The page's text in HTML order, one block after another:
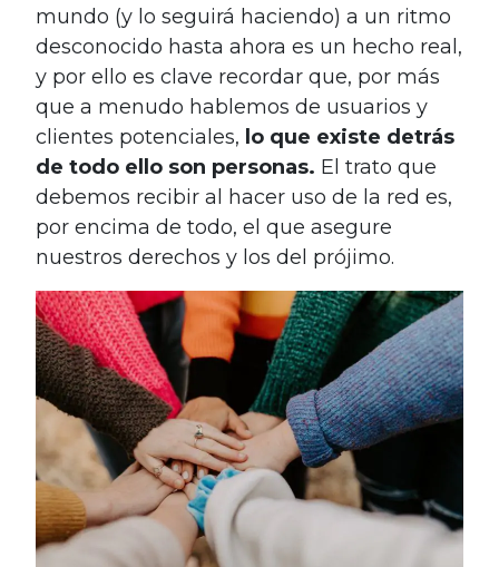
mundo (y lo seguirá haciendo) a un ritmo
desconocido hasta ahora es un hecho real,
y por ello es clave recordar que, por más
que a menudo hablemos de usuarios y
clientes potenciales, lo que existe detrás
de todo ello son personas. El trato que
debemos recibir al hacer uso de la red es,
por encima de todo, el que asegure
nuestros derechos y los del prójimo.